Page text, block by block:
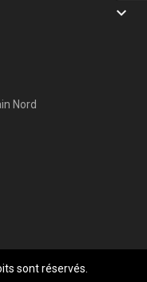

Nord
sont réservés.